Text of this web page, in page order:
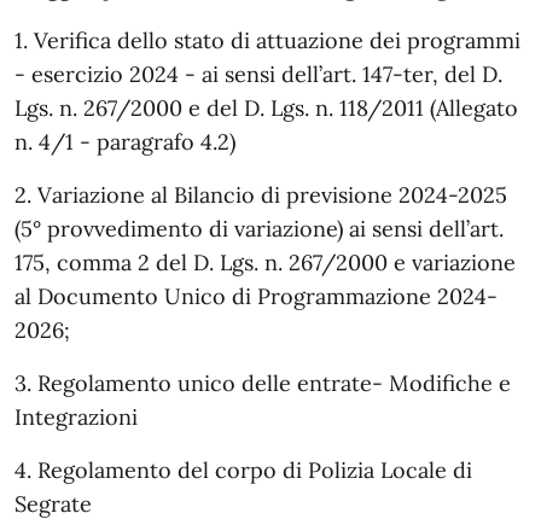
1. Verifica dello stato di attuazione dei programmi
- esercizio 2024 - ai sensi dell’art. 147-ter, del D.
Lgs. n. 267/2000 e del D. Lgs. n. 118/2011 (Allegato
n. 4/1 - paragrafo 4.2)
2. Variazione al Bilancio di previsione 2024-2025
(5° provvedimento di variazione) ai sensi dell’art.
175, comma 2 del D. Lgs. n. 267/2000 e variazione
al Documento Unico di Programmazione 2024-
2026;
3. Regolamento unico delle entrate- Modifiche e
Integrazioni
4. Regolamento del corpo di Polizia Locale di
Segrate